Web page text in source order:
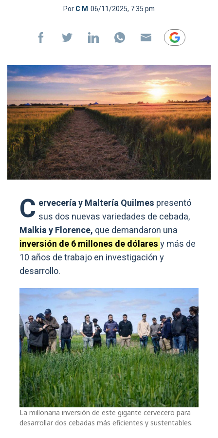
PorC M 06/11/2025, 7:35 pm
C ervecería y Maltería Quilmes presentó
sus dos nuevas variedades de cebada,
Malkia y Florence, que demandaron una
inversión de 6 millones de dólaresy más de
10 años de trabajo en investigación y
desarrollo.
La millonaria inversión de este gigante cervecero para
desarrollar dos cebadas más eficientes y sustentables.